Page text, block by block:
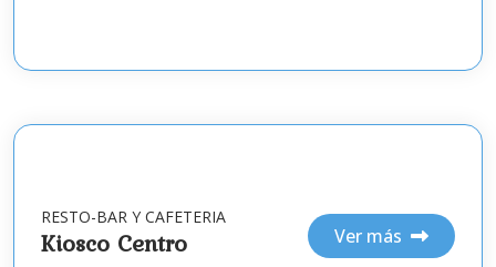
RESTO-BAR Y CAFETERIA
Kiosco Centro
Ver más